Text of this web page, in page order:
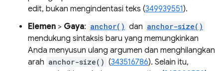
edit, bukan mengindentasi teks (349939551).
Elemen > Gaya: anchor() dan anchor-size()
mendukung sintaksis baru yang memungkinkan
Anda menyusun ulang argumen dan menghilangkan
arah anchor-size() (343516786). Selain itu,